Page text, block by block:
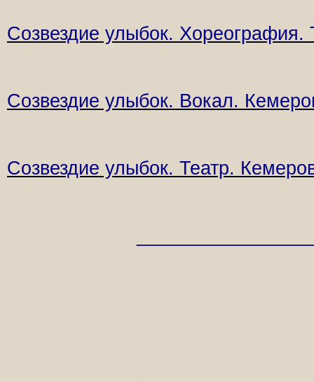
Созвездие улыбок. Хореография.
Созвездие улыбок. Вокал.
Созвездие улыбок. Театр.